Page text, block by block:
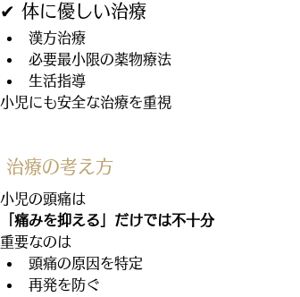
✔ 体に優しい治療
漢方治療
必要最小限の薬物療法
生活指導
小児にも安全な治療を重視
治療の考え方
小児の頭痛は
「痛みを抑える」だけでは不十分
重要なのは
頭痛の原因を特定
再発を防ぐ